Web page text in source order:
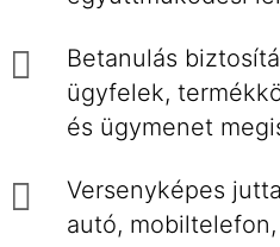
Betanulás
ügyfelek,
és ügymenet
Versenyképes
autó,